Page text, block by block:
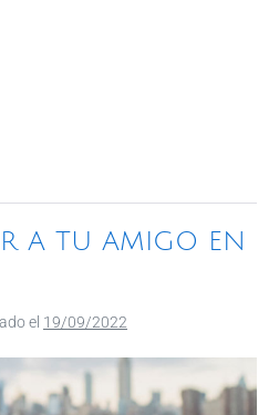
A TU AMIGO EN
el 19/09/2022